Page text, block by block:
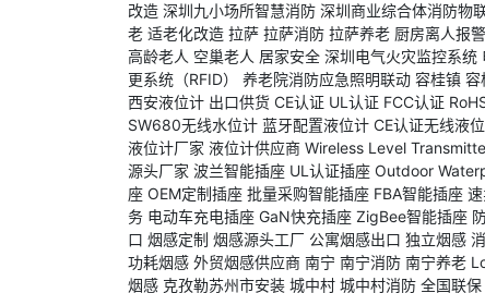
改造 深圳九小场所智慧消防 深圳商业综合体消防物
老 适老化改造 拉萨 拉萨消防 拉萨养老 厨房离人报警
高龄老人 空巢老人 居家安全 深圳电气火灾监控系统
更系统（RFID）
养老院消防应急照明联动 容桂镇 容
西安液位计 出口供货 CE认证 UL认证 FCC认证
SW680无线水位计 蓝牙配置液位计 CE认证无线液
液位计厂家 液位计供应商 Wireless Level
源头厂家 波兰智能插座 UL认证插座 Outdoor
座 OEM定制插座 批量采购智能插座 FBA智能插座
务 电动车充电插座 GaN快充插座 ZigBee智能插座
口 烟感定制 烟感源头工厂 公寓烟感出口 独立烟感
功耗烟感 外贸烟感供应商 南宁 南宁消防 南宁养老
烟感 克孜勒苏州市安装 城中村 城中村消防 全国联保